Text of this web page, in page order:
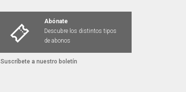
Abónate
Descubre los distintos tipos
de abonos
Suscríbete a nuestro boletín